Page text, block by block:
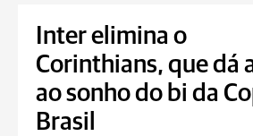
Inter elimina o
Corinthians, que dá
ao sonho do bi da
Brasil